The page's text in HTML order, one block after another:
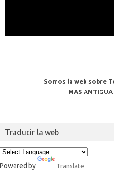
Somos la web sobre
MAS
Traducir la web
Powered by Translate